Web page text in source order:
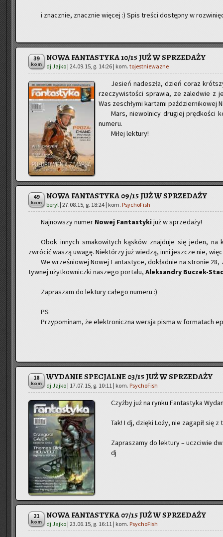
i znacz­nie, znacz­nie wię­cej :) Spis tre­ści do­stęp­ny w
39
kom
NOWA FANTASTYKA 10/15 JUŻ W SPRZEDAŻY
dj Jajko | 24.09.15, g. 14:26 | kom. tojestniewazne
Je­sień na­de­szła, dzień coraz
rze­czy­wi­sto­ści spra­wia, ze za­le­d­wie z
Was ze­schły­mi kar­ta­mi paź­dzier­ni­ko­wej
Mars, nie­wol­ni­cy dru­giej pręd­ko­ści
nu­me­ru.
Miłej lek­tu­ry!
49
kom
NOWA FANTASTYKA 09/15 JUŻ W SPRZEDAŻY
beryl | 27.08.15, g. 18:24 | kom. PsychoFish
Naj­now­szy numer Nowej Fan­ta­sty­ki już w sprze­da­ży!
Obok in­nych sma­ko­wi­tych ką­sków znaj­du­je się jeden, na
zwró­cić waszą uwagę. Nie­któ­rzy już wie­dzą, inni jesz­cze nie,
We wrze­śnio­wej Nowej Fan­ta­sty­ce, do­kład­nie na stro­nie
tyw­nej użyt­kow­nicz­ki na­sze­go por­ta­lu, Alek­san­dry Bu­czek-
Za­pra­szam do lek­tu­ry ca­łe­go nu­me­ru :)
PS
Przy­po­mi­nam, że elek­tro­nicz­na wer­sja pisma w for­ma­tach
18
kom
WYDANIE SPECJALNE 03/15 JUŻ W SPRZEDAŻY
dj Jajko | 17.07.15, g. 10:11 | kom. PsychoFish
Czyż­by już na rynku Fan­ta­sty­ka
Tak! I dj, dzię­ki Loży, nie za­ga­pił się
Za­pra­sza­my do lek­tu­ry – uczci­wie
dj
21
kom
NOWA FANTASTYKA 07/15 JUŻ W SPRZEDAŻY
dj Jajko | 23.06.15, g. 16:11 | kom. PsychoFish